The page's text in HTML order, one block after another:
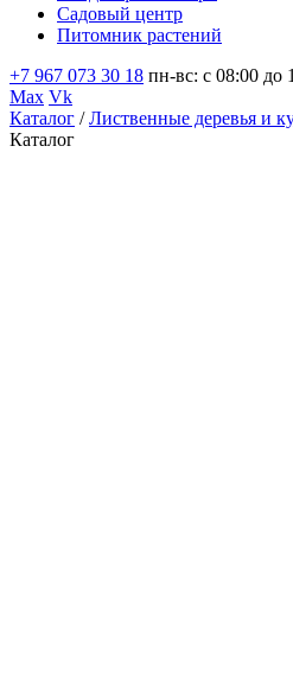
Садовый центр
Питомник растений
+7 967 073 30 18 пн-вс: с 08:00 до
Max Vk
Каталог /Лиственные деревья и
Каталог